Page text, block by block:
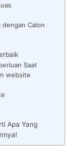
Calon
Saat
website
Apa Yang